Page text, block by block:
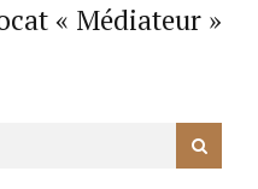
« Médiateur »